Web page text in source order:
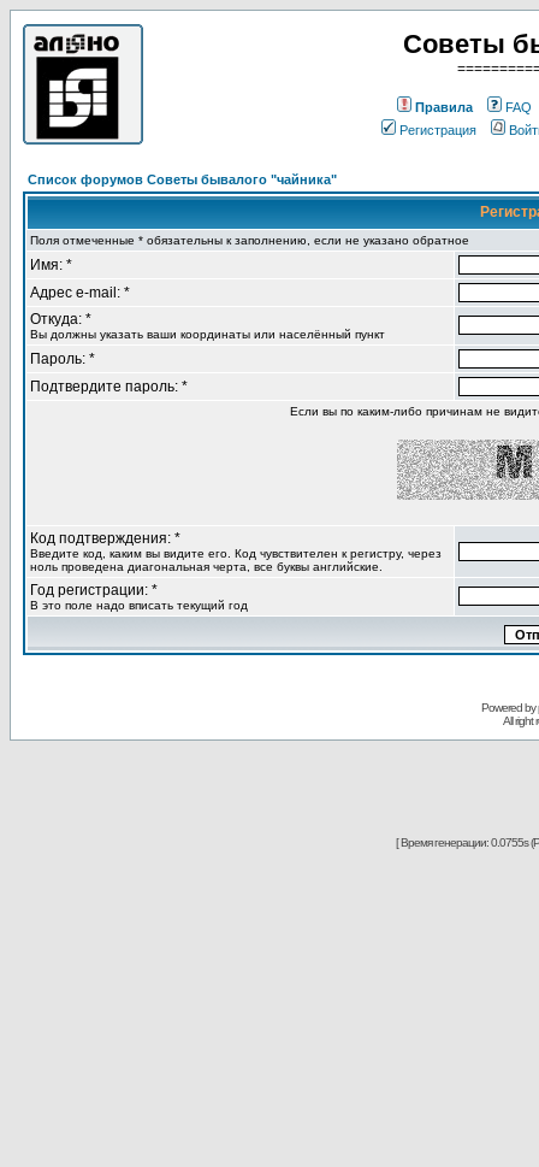
Советы
Правила
FAQ
Регистрация
Список форумов Советы бывалого "чайника"
Поля отмеченные * обязательны к заполнению, если не указано обратное
Имя: *
Адрес e-mail: *
Откуда: *
Вы должны указать ваши координаты или населённый пункт
Пароль: *
Подтвердите пароль: *
Если вы по каким-либо причинам не
Код подтверждения: *
Введите код, каким вы видите его. Код чувствителен к регистру, через
ноль проведена диагональная черта, все буквы английские.
Год регистрации: *
В это поле надо вписать текущий год
Powered
All right
[ Время генерации: 0.0755s